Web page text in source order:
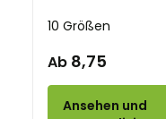
10 Größen
Ab 8,75
Ansehen und